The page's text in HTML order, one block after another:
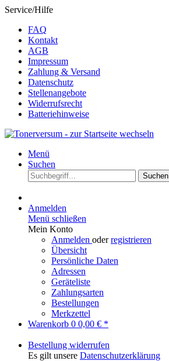
Service/Hilfe
FAQ
Kontakt
AGB
Impressum
Zahlung & Versand
Datenschutz
Stellenangebote
Widerrufsrecht
Batteriehinweise
Menü
Suchen
Suchen
Anmelden
Menü schließen
Mein Konto
Anmelden oderregistrieren
Übersicht
Persönliche Daten
Adressen
Geräteliste
Zahlungsarten
Bestellungen
Merkzettel
Warenkorb 0 0,00 € *
Bestellung widerrufen
Es gilt unsere Datenschutzerklärung